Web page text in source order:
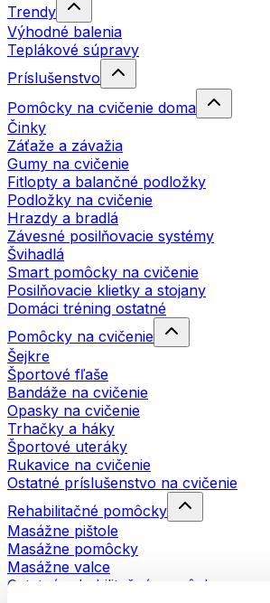
Trendy
Výhodné balenia
Teplákové súpravy
Príslušenstvo
Pomôcky na cvičenie doma
Činky
Záťaže a závažia
Gumy na cvičenie
Fitlopty a balančné podložky
Podložky na cvičenie
Hrazdy a bradlá
Závesné posilňovacie systémy
Švihadlá
Smart pomôcky na cvičenie
Posilňovacie klietky a stojany
Domáci tréning ostatné
Pomôcky na cvičenie
Šejkre
Športové fľaše
Bandáže na cvičenie
Opasky na cvičenie
Trhačky a háky
Športové uteráky
Rukavice na cvičenie
Ostatné príslušenstvo na cvičenie
Rehabilitačné pomôcky
Masážne pištole
Masážne pomôcky
Masážne valce
Ostatné rehabilitačné pomôcky